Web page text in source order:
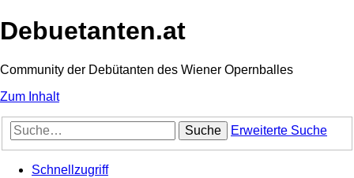
Debuetanten.at
Community der Debütanten des Wiener Opernballes
Zum Inhalt
Suche Erweiterte Suche
Schnellzugriff